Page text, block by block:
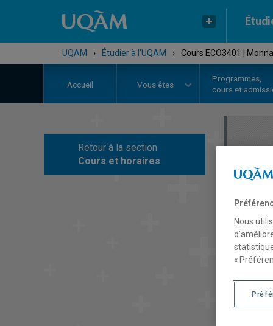
UQAM › Étudier à l'UQAM › Cours ECO3401 |
Accueil Vous êtes
Programmes,
cours et
Retour à la section
Cours et horaires
Nous
«